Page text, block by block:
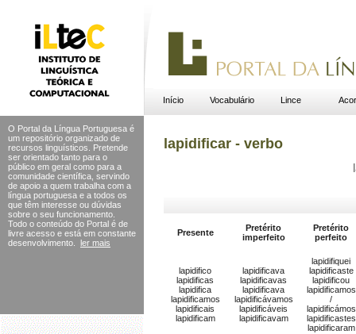
Início Vocabulário Lince
O Portal da Língua Portuguesa é
um repositório organizado de
recursos linguísticos. Pretende
ser orientado tanto para o
público em geral como para a
comunidade científica, servindo
de apoio a quem trabalha com a
língua portuguesa e a todos os
que têm interesse ou dúvidas
sobre o seu funcionamento.
Todo o conteúdo do Portal é de
livre acesso e está em constante
desenvolvimento.
ler mais
lapidificar - verbo
Presente
Pretérito
imperfeito
Pretérito
perfeito
lapidifico
lapidificas
lapidifica
lapidificamos
lapidificais
lapidificam
lapidificava
lapidificavas
lapidificava
lapidificávamos
lapidificáveis
lapidificavam
lapidifiquei
lapidificaste
lapidificou
lapidificamos
/
lapidificámos
lapidificastes
lapidificaram